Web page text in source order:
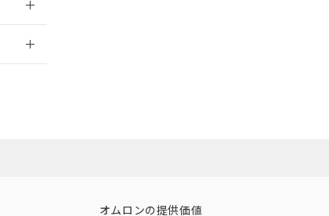
オムロンの提供価値